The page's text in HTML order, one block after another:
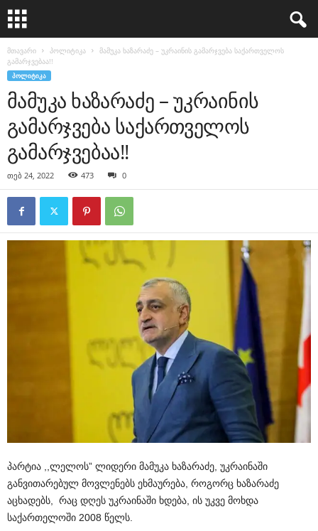
მთავარი პოლიტიკა
მამუკა ხაზარაძე – უკრაინის გამარჯვება საქართველოს
გამარჯვებაა!!
ᲞᲝᲚᲘᲢᲘᲙᲐ
მამუკა ხაზარაძე – უკრაინის
გამარჯვება საქართველოს
გამარჯვებაა!!
თებ 24, 2022 473 0
პარტია ,,ლელოს” ლიდერი მამუკა ხაზარაძე, უკრაინაში
განვითარებულ მოვლენებს ეხმაურება, როგორც ხაზარაძე
აცხადებს, რაც დღეს უკრაინაში ხდება, ის უკვე მოხდა
საქართელოში 2008 წელს.